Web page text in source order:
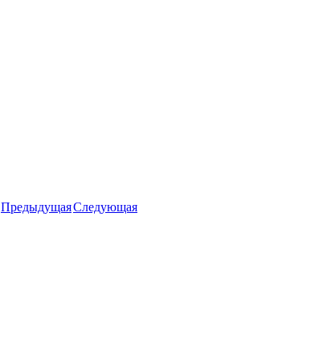
ПредыдущаяСледующая